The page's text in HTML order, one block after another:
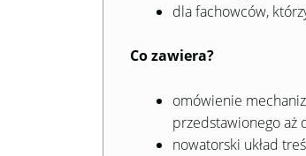
dla fachowców,
Co zawiera?
omówienie
przedstawionego aż
nowatorski układ